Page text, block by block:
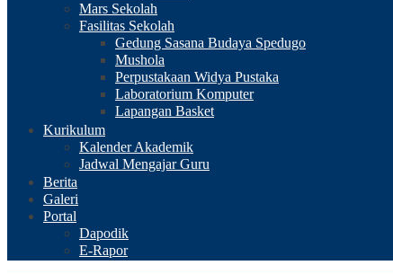
Mars Sekolah
Fasilitas Sekolah
Gedung Sasana Budaya Spedugo
Mushola
Perpustakaan Widya Pustaka
Laboratorium Komputer
Lapangan Basket
Kurikulum
Kalender Akademik
Jadwal Mengajar Guru
Berita
Galeri
Portal
Dapodik
E-Rapor